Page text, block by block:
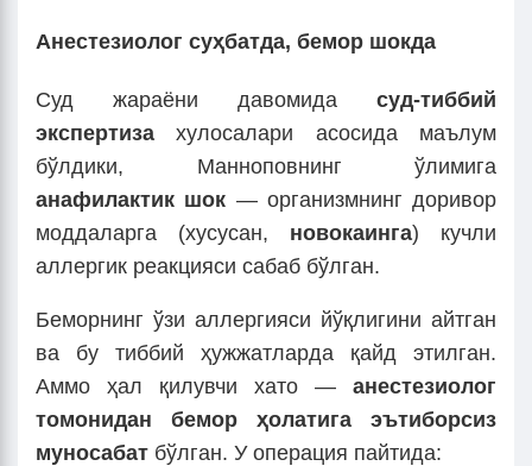
Анестезиолог суҳбатда, бемор шокда
Суд жараёни давомида суд-тиббий
экспертиза хулосалари асосида маълум
бўлдики, Манноповнинг ўлимига
анафилактик шок — организмнинг доривор
моддаларга (хусусан, новокаинга) кучли
аллергик реакцияси сабаб бўлган.
Беморнинг ўзи аллергияси йўқлигини айтган
ва бу тиббий ҳужжатларда қайд этилган.
Аммо ҳал қилувчи хато — анестезиолог
томонидан бемор ҳолатига эътиборсиз
муносабат бўлган. У операция пайтида: